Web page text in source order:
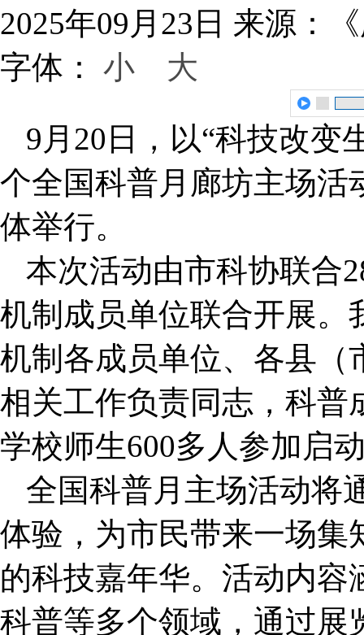
2025年09月23日 来源：
字体： 小 大
9月20日，以“科技改变
个全国科普月廊坊主场活
体举行。
本次活动由市科协联合
机制成员单位联合开展。
机制各成员单位、各县（
相关工作负责同志，科普
学校师生600多人参加启
全国科普月主场活动将
体验，为市民带来一场集
的科技嘉年华。活动内
科普等多个领域，通过展